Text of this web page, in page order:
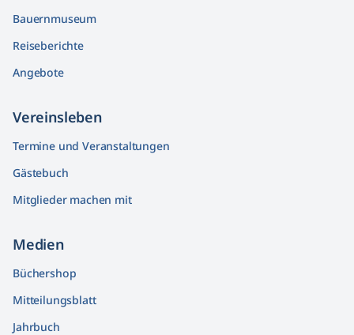
Bauernmuseum
Reiseberichte
Angebote
Vereinsleben
Termine und Veranstaltungen
Gästebuch
Mitglieder machen mit
Medien
Büchershop
Mitteilungsblatt
Jahrbuch